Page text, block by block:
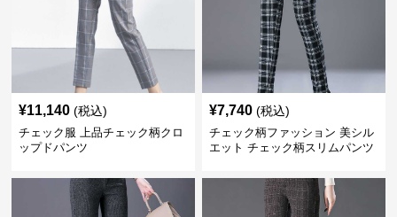
¥11,140 (税込)
チェック服 上品チェック柄クロ
ップドパンツ
¥7,740 (税込)
チェック柄ファッション 美シル
エット チェック柄スリムパンツ